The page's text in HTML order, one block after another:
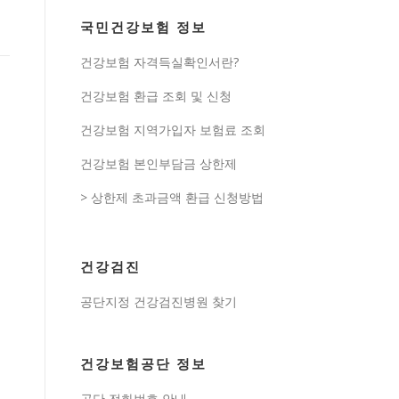
국민건강보험 정보
건강보험 자격득실확인서란?
건강보험 환급 조회 및 신청
건강보험 지역가입자 보험료 조회
건강보험 본인부담금 상한제
> 상한제 초과금액 환급 신청방법
건강검진
공단지정 건강검진병원 찾기
건강보험공단 정보